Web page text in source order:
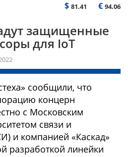
$ 81.41 € 94.06
защищенные
для IoT
сообщили, что
концерн
с Московским
связи и
и компанией «Каскад»
разработкой линейки